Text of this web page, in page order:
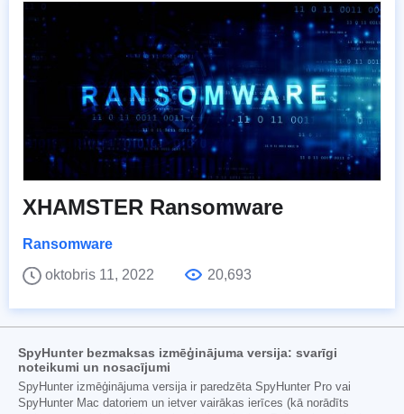
XHAMSTER Ransomware
Ransomware
oktobris 11, 2022
20,693
SpyHunter bezmaksas izmēģinājuma versija: svarīgi
noteikumi un nosacījumi
SpyHunter izmēģinājuma versija ir paredzēta SpyHunter Pro vai
SpyHunter Mac datoriem un ietver vairākas ierīces (kā norādīts